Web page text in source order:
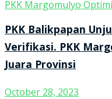
PKK Balikpapan
Verifikasi. PKK
Juara Provinsi
October 28, 2023